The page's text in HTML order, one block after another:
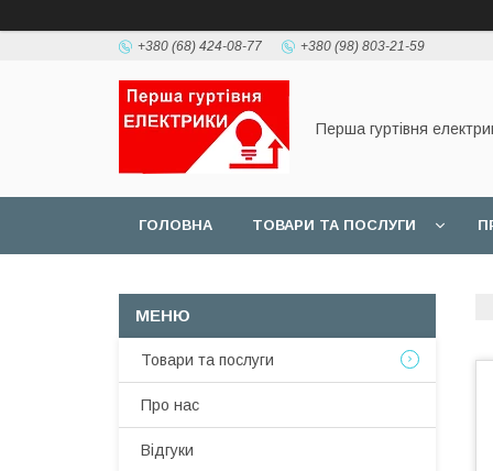
+380 (68) 424-08-77 +380 (98) 803-21-59
Перша гуртівня
ГОЛОВНА ТОВАРИ ТА ПОСЛУГИ
Товари та послуги
Про нас
Відгуки